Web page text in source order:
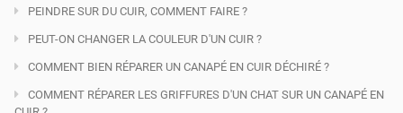
PEINDRE SUR DU CUIR, COMMENT FAIRE ?
PEUT-ON CHANGER LA COULEUR D'UN CUIR ?
COMMENT BIEN RÉPARER UN CANAPÉ EN CUIR DÉCHIRÉ ?
COMMENT RÉPARER LES GRIFFURES D'UN CHAT SUR UN CANAPÉ EN